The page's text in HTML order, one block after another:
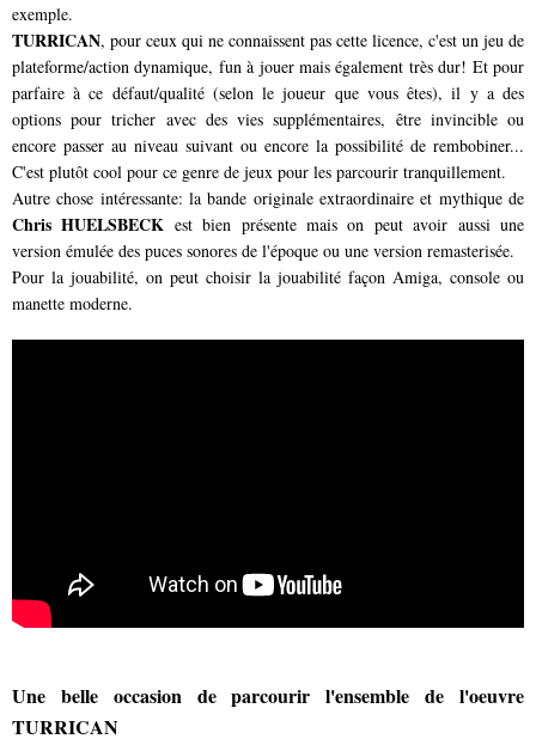
exemple.
TURRICAN, pour ceux qui ne connaissent pas cette licence, c'est un jeu de
plateforme/action dynamique, fun à jouer mais également très dur! Et pour
parfaire à ce défaut/qualité (selon le joueur que vous êtes), il y a des
options pour tricher avec des vies supplémentaires, être invincible ou
encore passer au niveau suivant ou encore la possibilité de rembobiner...
C'est plutôt cool pour ce genre de jeux pour les parcourir tranquillement.
Autre chose intéressante: la bande originale extraordinaire et mythique de
Chris HUELSBECK est bien présente mais on peut avoir aussi une
version émulée des puces sonores de l'époque ou une version remasterisée.
Pour la jouabilité, on peut choisir la jouabilité façon Amiga, console ou
manette moderne.
Une belle occasion de parcourir l'ensemble de l'oeuvre
TURRICAN